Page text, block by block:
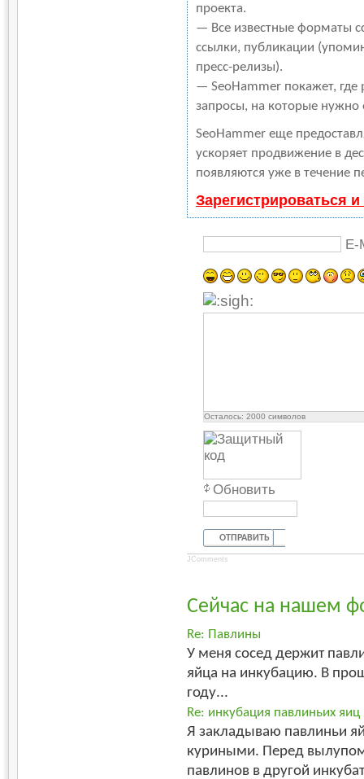
проекта.
— Все известные форматы
ссылки, публикации
пресс-релизы).
— SeoHammer покажет, где
запросы, на которые нужно
SeoHammer еще
ускоряет продвижение в
появляются уже в течение
Зарегистрироваться
E-
Осталось: 2000 символов
Обновить
ОТПРАВИТЬ
JComments
Сейчас на нашем
Re: Павлины
У меня сосед держит
яйца на инкубацию. В
году...
Re: инкубация павлиньих яиц
Я закладываю павлиньи
куриными. Перед
павлинов в другой